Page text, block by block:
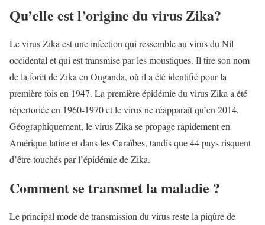
Qu’elle est l’origine du virus Zika?
Le virus Zika est une infection qui ressemble au virus du Nil
occidental et qui est transmise par les moustiques. Il tire son nom
de la forêt de Zika en Ouganda, où il a été identifié pour la
première fois en 1947. La première épidémie du virus Zika a été
répertoriée en 1960-1970 et le virus ne réapparaît qu’en 2014.
Géographiquement, le virus Zika se propage rapidement en
Amérique latine et dans les Caraïbes, tandis que 44 pays risquent
d’être touchés par l’épidémie de Zika.
Comment se transmet la maladie ?
Le principal mode de transmission du virus reste la piqûre de